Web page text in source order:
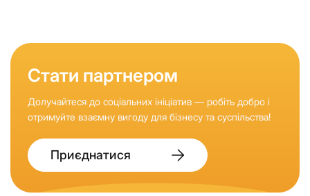
Стати партнером
Долучайтеся до соціальних ініціатив — робіть добро і
отримуйте взаємну вигоду для бізнесу та суспільства!
Приєднатися